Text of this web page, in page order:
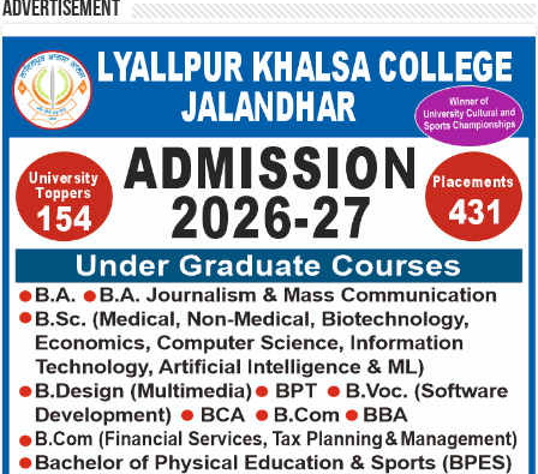
Advertisement